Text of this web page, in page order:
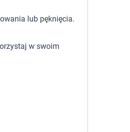
lub pęknięcia.
w swoim